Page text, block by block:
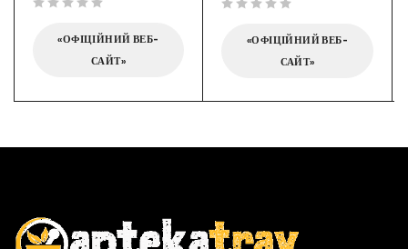
«ОФІЦІЙНИЙ ВЕБ-
САЙТ»
«ОФІЦІЙНИЙ ВЕБ-
САЙТ»